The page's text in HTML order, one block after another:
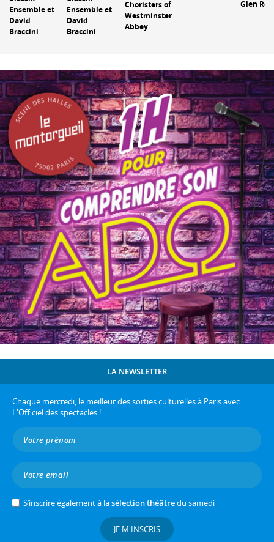
Ensemble et
David
Braccini
Ensemble et
David
Braccini
Choristers of
Westminster
Abbey
Glen
LA NEWSLETTER
Chaque mercredi, le meilleur des sorties culturelles à Paris avec
L'Officiel des spectacles !
S’inscrire également à lasélection théâtredu samedi
JE M'INSCRIS